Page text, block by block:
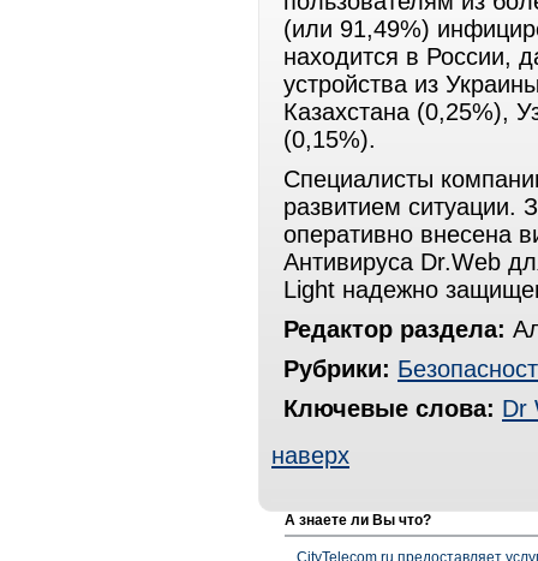
(или 91,49%)
находится в России,
устройства из
Казахстана (0,25%),
(0,15%).
Специалисты
развитием ситуации.
оперативно внесена
Антивируса Dr.Web
Light надежно
Редактор раздела:
Рубрики:
Ключевые слова: Dr
наверх
А знаете ли Вы что?
CityTelecom.ru предоставляет